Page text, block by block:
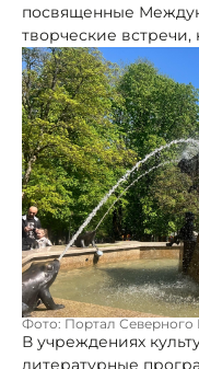
посвященные
творческие
Фото: Портал Северного
В учреждениях
литературные